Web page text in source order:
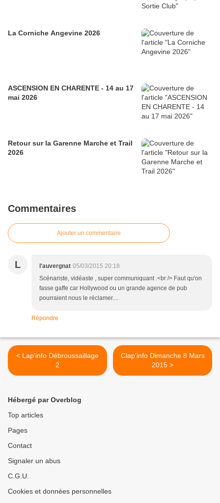
La Corniche Angevine 2026
ASCENSION EN CHARENTE - 14 au 17
mai 2026
Retour sur la Garenne Marche et Trail
2026
Commentaires
Ajouter un commentaire
L l'auvergnat 05/03/2015 20:18
Scénariste, vidéaste , super communiquant .<br /> Faut qu'on
fasse gaffe car Hollywood ou un grande agence de pub
pourraient nous le réclamer....
Répondre
< Lap'info Débroussaillage
2
Clap'info Dimanche 8 Mars
2015 >
Hébergé par Overblog
Top articles
Pages
Contact
Signaler un abus
C.G.U.
Cookies et données personnelles